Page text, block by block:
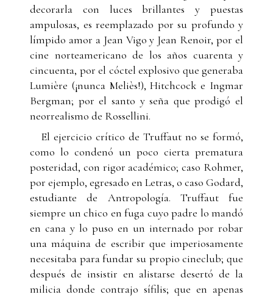
decorarla con luces brillantes y puestas
ampulosas, es reemplazado por su profundo y
límpido amor a Jean Vigo y Jean Renoir, por el
cine norteamericano de los años cuarenta y
cincuenta, por el cóctel explosivo que generaba
Lumière (¡nunca Meliès!), Hitchcock e Ingmar
Bergman; por el santo y seña que prodigó el
neorrealismo de Rossellini.
El ejercicio crítico de Truffaut no se formó,
como lo condenó un poco cierta prematura
posteridad, con rigor académico; caso Rohmer,
por ejemplo, egresado en Letras, o caso Godard,
estudiante de Antropología. Truffaut fue
siempre un chico en fuga cuyo padre lo mandó
en cana y lo puso en un internado por robar
una máquina de escribir que imperiosamente
necesitaba para fundar su propio cineclub; que
después de insistir en alistarse desertó de la
milicia donde contrajo sífilis; que en apenas